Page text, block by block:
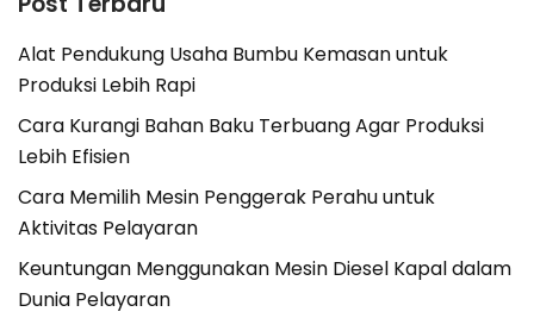
Alat Pendukung Usaha Bumbu Kemasan untuk
Produksi Lebih Rapi
Cara Kurangi Bahan Baku Terbuang Agar Produksi
Lebih Efisien
Cara Memilih Mesin Penggerak Perahu untuk
Aktivitas Pelayaran
Keuntungan Menggunakan Mesin Diesel Kapal dalam
Dunia Pelayaran